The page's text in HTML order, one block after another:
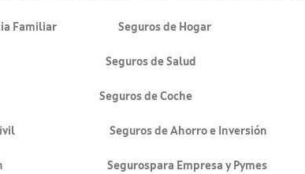
Familiar Seguros de Hogar
Seguros de Salud
Seguros de Coche
Civil Seguros de Ahorro e Inversión
Segurospara Empresa y Pymes